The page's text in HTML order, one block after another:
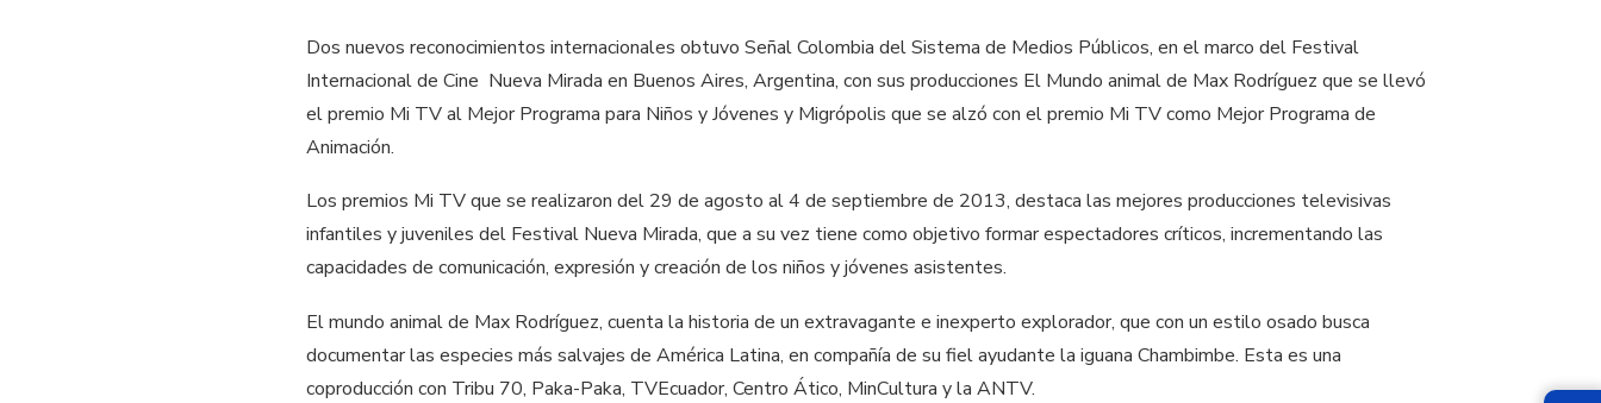
Dos nuevos reconocimientos internacionales obtuvo Señal Colombia del Sistema de Medios Públicos, en el marco del Festival
Internacional de Cine Nueva Mirada en Buenos Aires, Argentina, con sus producciones El Mundo animal de Max Rodríguez que se llevó
el premio Mi TV al Mejor Programa para Niños y Jóvenes y Migrópolis que se alzó con el premio Mi TV como Mejor Programa de
Animación.
Los premios Mi TV que se realizaron del 29 de agosto al 4 de septiembre de 2013, destaca las mejores producciones televisivas
infantiles y juveniles del Festival Nueva Mirada, que a su vez tiene como objetivo formar espectadores críticos, incrementando las
capacidades de comunicación, expresión y creación de los niños y jóvenes asistentes.
El mundo animal de Max Rodríguez, cuenta la historia de un extravagante e inexperto explorador, que con un estilo osado busca
documentar las especies más salvajes de América Latina, en compañía de su fiel ayudante la iguana Chambimbe. Esta es una
coproducción con Tribu 70, Paka-Paka, TVEcuador, Centro Ático, MinCultura y la ANTV.